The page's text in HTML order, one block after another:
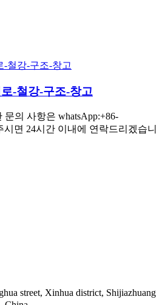
-철강-구조-창고
의 사항은 whatsApp:+86-
시면 24시간 이내에 연락드리겠습니
street, Xinhua district, Shijiazhuang